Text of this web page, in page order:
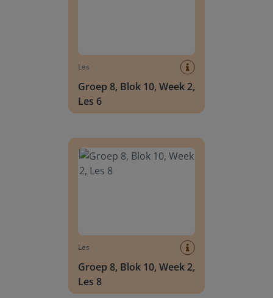
Les
Groep 8, Blok 10, Week 2,
Les 6
Les
Groep 8, Blok 10, Week 2,
Les 8